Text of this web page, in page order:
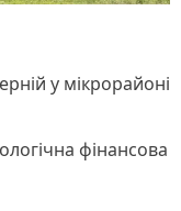
у мікрорайоні
фінансова